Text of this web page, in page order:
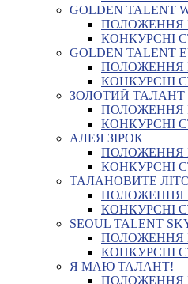
GOLDEN TALENT
ПОЛОЖЕННЯ
КОНКУРСНІ
GOLDEN TALENT
ПОЛОЖЕННЯ
КОНКУРСНІ
ЗОЛОТИЙ ТАЛАНТ
ПОЛОЖЕННЯ
КОНКУРСНІ
АЛЕЯ ЗІРОК
ПОЛОЖЕННЯ
КОНКУРСНІ
ТАЛАНОВИТЕ
ПОЛОЖЕННЯ
КОНКУРСНІ
SEOUL TALENT
ПОЛОЖЕННЯ
КОНКУРСНІ
Я МАЮ ТАЛАНТ!
ПОЛОЖЕННЯ